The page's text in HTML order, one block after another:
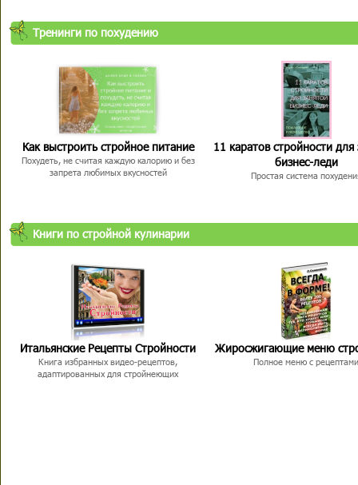
Тренинги по похудению
Как выстроить стройное питание
Похудеть, не считая каждую калорию и без
запрета любимых вкусностей
11 каратов стройности для
бизнес-леди
Простая система
Книги по стройной кулинарии
Итальянские Рецепты Стройности
Книга избранных видео-рецептов,
адаптированных для стройнеющих
Жиросжигающие меню
Полное меню с рецептами